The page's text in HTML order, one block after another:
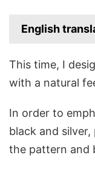
English
This time, I
with a natural
In order to
black and
the pattern and